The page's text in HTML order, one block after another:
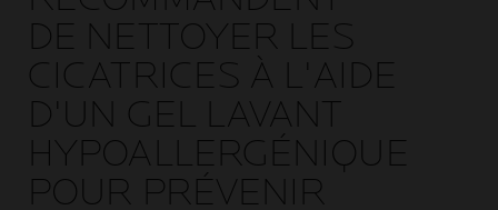
DE NETTOYER LES
CICATRICES À L'AIDE
D'UN GEL LAVANT
HYPOALLERGÉNIQUE
POUR PRÉVENIR